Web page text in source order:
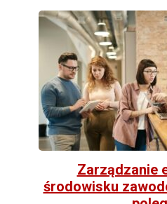
Zarządzanie
środowisku